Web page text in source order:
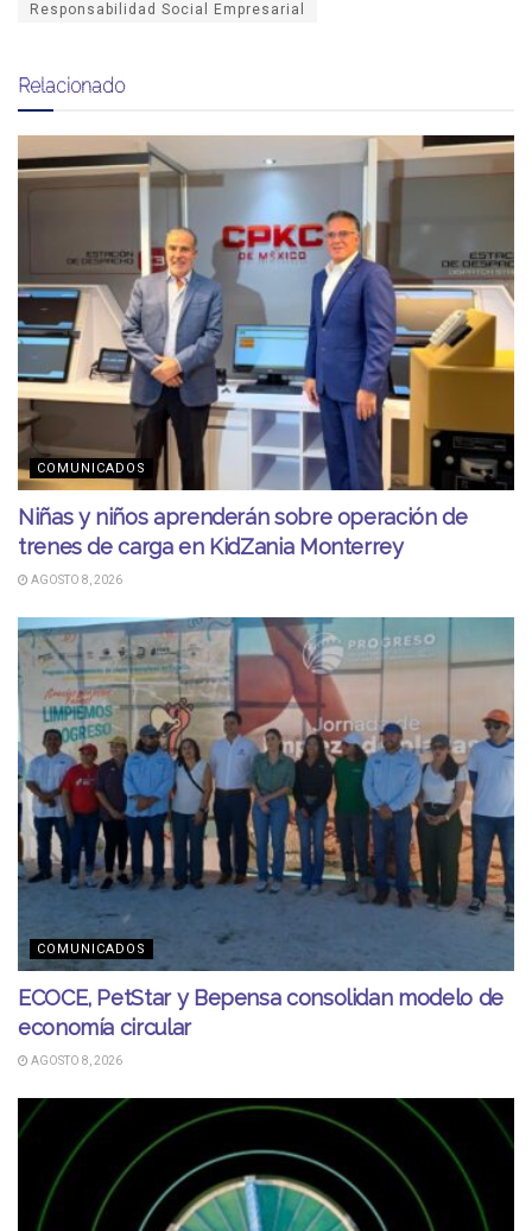
Responsabilidad Social Empresarial
Relacionado
COMUNICADOS
Niñas y niños aprenderán sobre operación de
trenes de carga en KidZania Monterrey
AGOSTO 8, 2026
COMUNICADOS
ECOCE, PetStar y Bepensa consolidan modelo de
economía circular
AGOSTO 8, 2026